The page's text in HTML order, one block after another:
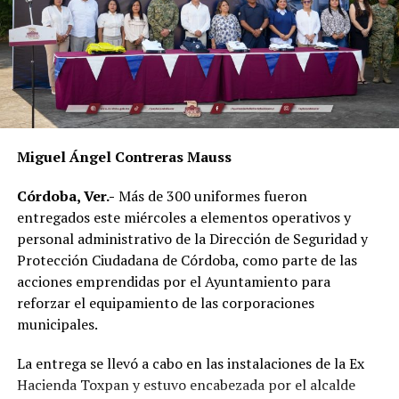
familias a buscar alternativas para cubrir sus
necesidades diarias.
Dulce María Alducin Vallejo, habitante de la comunidad,
explicó que la petición fue presentada ante las
autoridades municipales y que, tras las gestiones
realizadas en conjunto con Hidrosistema, fue posible
concretar la obra que hoy permite mejorar el
Además de incrementar la capacidad de conducción, la
nueva infraestructura incorpora válvulas y materiales de
mayor resistencia, lo que permitirá mantener una mejor
operación del sistema y disminuir las afectaciones
derivadas de fallas en la red.
Con esta ampliación, las autoridades municipales buscan
fortalecer la infraestructura hidráulica en las
comunidades rurales y mejorar el acceso al agua potable
Miguel Ángel Contreras Mauss
Córdoba, Ver.- Más de 300 uniformes fueron
entregados este miércoles a elementos operativos y
personal administrativo de la Dirección de Seguridad y
Protección Ciudadana de Córdoba, como parte de las
acciones emprendidas por el Ayuntamiento para
reforzar el equipamiento de las corporaciones
municipales.
La entrega se llevó a cabo en las instalaciones de la Ex
Hacienda Toxpan y estuvo encabezada por el alcalde